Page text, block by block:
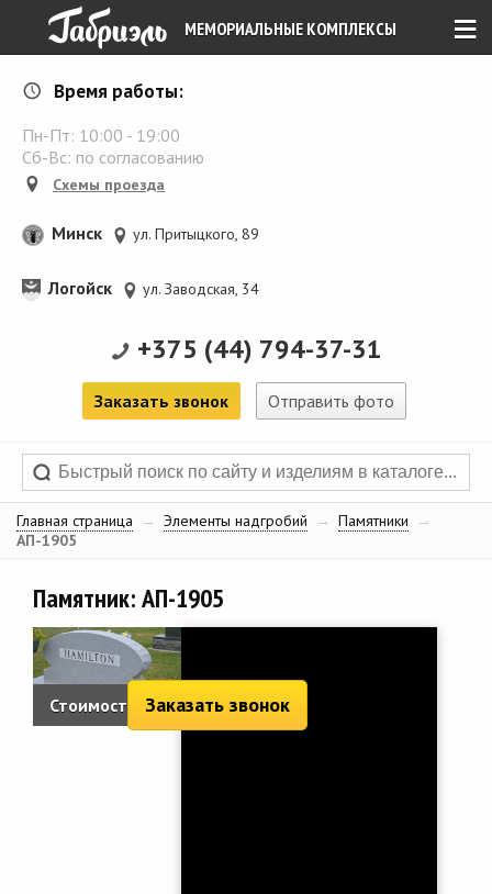
≡
МЕМОРИАЛЬНЫЕ КОМПЛЕКСЫ
Время работы:
Пн-Пт: 10:00 - 19:00
Сб-Вс: по согласованию
Схемы проезда
Минск ул. Притыцкого, 89
Логойск ул. Заводская, 34
+375 (44) 794-37-31
Заказать звонок Отправить фото
Главная страница → Элементы надгробий → Памятники
→
АП-1905
Памятник: АП-1905
Стоимость: Заказать звонок